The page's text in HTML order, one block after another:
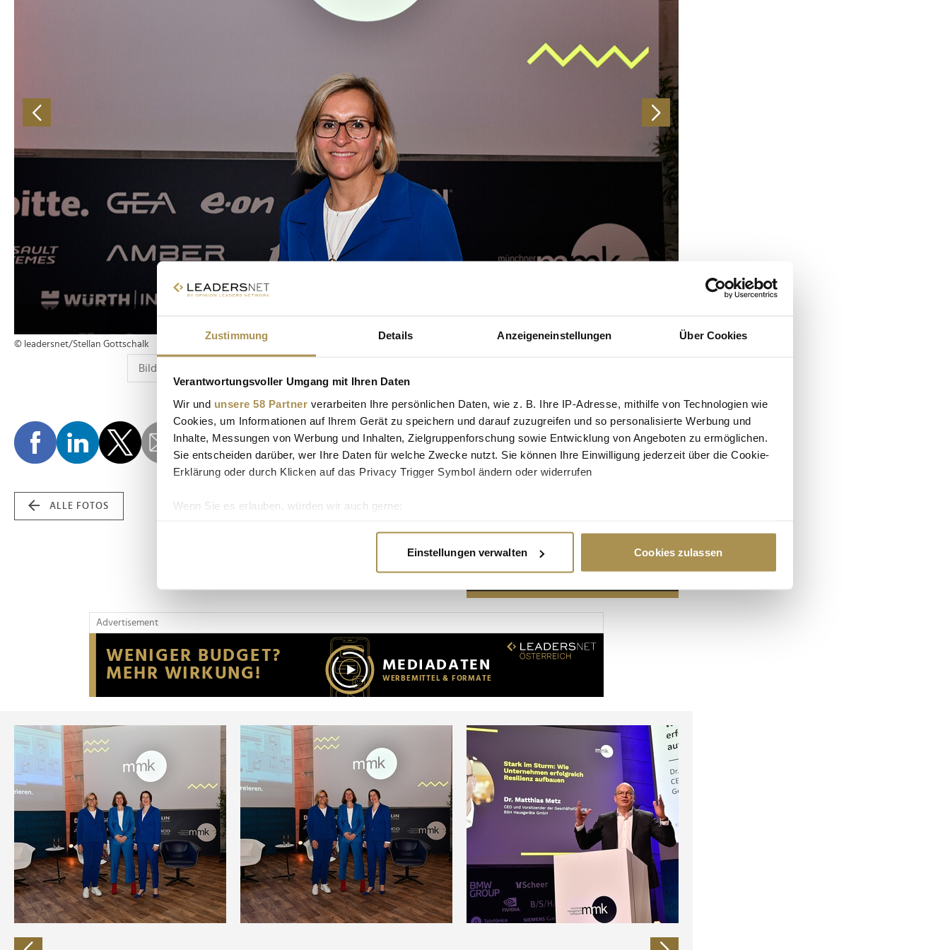
Zustimmung Details Anzeigeneinstellungen Über Cookies
Verantwortungsvoller Umgang mit Ihren Daten
Wir und unsere 58 Partner verarbeiten Ihre persönlichen Daten, wie z. B. Ihre IP-Adresse, mithilfe von Technologien wie
Cookies, um Informationen auf Ihrem Gerät zu speichern und darauf zuzugreifen und so personalisierte Werbung und
Inhalte, Messungen von Werbung und Inhalten, Zielgruppenforschung sowie Entwicklung von Angeboten zu ermöglichen.
Sie entscheiden darüber, wer Ihre Daten für welche Zwecke nutzt. Sie können Ihre Einwilligung jederzeit über die Cookie-
Erklärung oder durch Klicken auf das Privacy Trigger Symbol ändern oder widerrufen
Wenn Sie es erlauben, würden wir auch gerne:
Erfahren Sie mehr darüber, wie Ihre persönlichen Daten verarbeitet werden, und legen Sie Ihre Präferenzen im
Wir verwenden Cookies, um Inhalte und Anzeigen zu personalisieren, Funktionen für soziale Medien anbieten zu können
Website an unsere Partner für soziale Medien, Werbung und Analysen weiter. Unsere Partner führen diese Informationen
möglicherweise mit weiteren Daten zusammen, die Sie ihnen bereitgestellt haben oder die sie im Rahmen Ihrer Nutzung
der Dienste gesammelt haben.
Einstellungen verwalten Cookies zulassen
© leadersnet/Stellan Gottschalk
ALLE FOTOS
Advertisement
Advertisement